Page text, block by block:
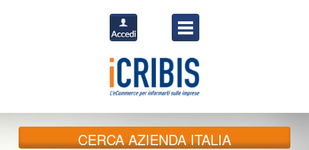
CERCAAZIENDA ITALIA